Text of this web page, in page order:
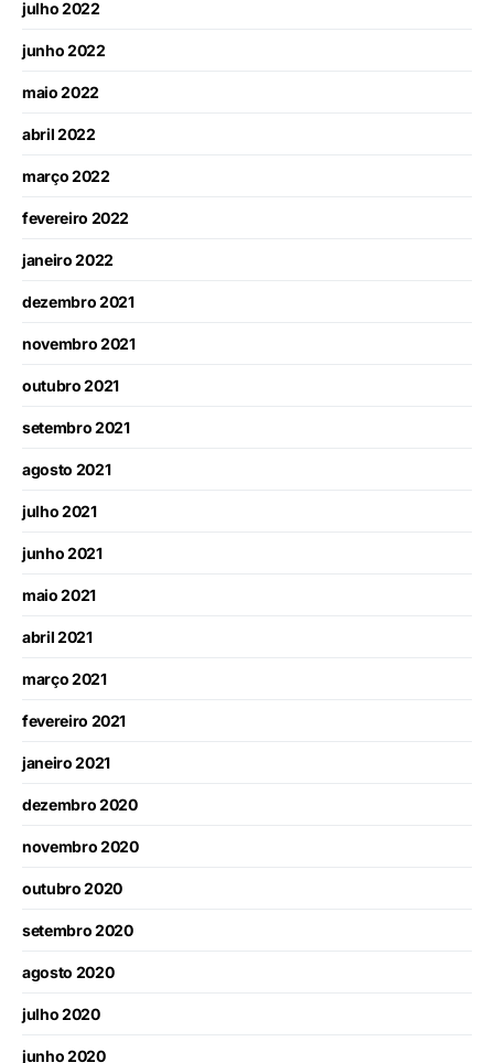
julho 2022
junho 2022
maio 2022
abril 2022
março 2022
fevereiro 2022
janeiro 2022
dezembro 2021
novembro 2021
outubro 2021
setembro 2021
agosto 2021
julho 2021
junho 2021
maio 2021
abril 2021
março 2021
fevereiro 2021
janeiro 2021
dezembro 2020
novembro 2020
outubro 2020
setembro 2020
agosto 2020
julho 2020
junho 2020